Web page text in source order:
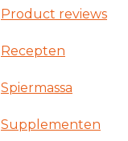
Product reviews
Recepten
Spiermassa
Supplementen